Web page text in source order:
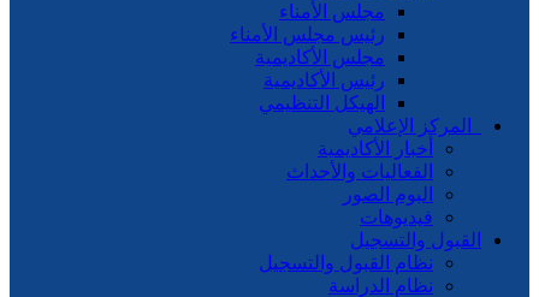
مجلس الأمناء
رئيس مجلس الأمناء
مجلس الأكاديمية
رئيس الأكاديمية
الهيكل التنظيمي
المركز الإعلامي
أخبار الأكاديمية
الفعاليات والأحداث
البوم الصور
فيديوهات
القبول والتسجيل
نظام القبول والتسجيل
نظام الدراسة